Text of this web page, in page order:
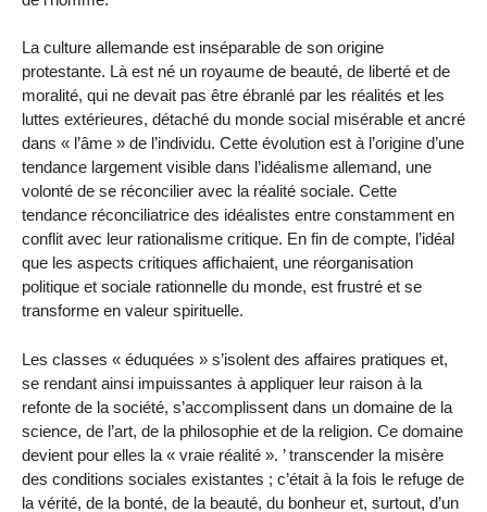
La culture allemande est inséparable de son origine
protestante. Là est né un royaume de beauté, de liberté et de
moralité, qui ne devait pas être ébranlé par les réalités et les
luttes extérieures, détaché du monde social misérable et ancré
dans « l’âme » de l’individu. Cette évolution est à l’origine d’une
tendance largement visible dans l’idéalisme allemand, une
volonté de se réconcilier avec la réalité sociale. Cette
tendance réconciliatrice des idéalistes entre constamment en
conflit avec leur rationalisme critique. En fin de compte, l’idéal
que les aspects critiques affichaient, une réorganisation
politique et sociale rationnelle du monde, est frustré et se
transforme en valeur spirituelle.
Les classes « éduquées » s’isolent des affaires pratiques et,
se rendant ainsi impuissantes à appliquer leur raison à la
refonte de la société, s’accomplissent dans un domaine de la
science, de l’art, de la philosophie et de la religion. Ce domaine
devient pour elles la « vraie réalité ». ’ transcender la misère
des conditions sociales existantes ; c’était à la fois le refuge de
la vérité, de la bonté, de la beauté, du bonheur et, surtout, d’un